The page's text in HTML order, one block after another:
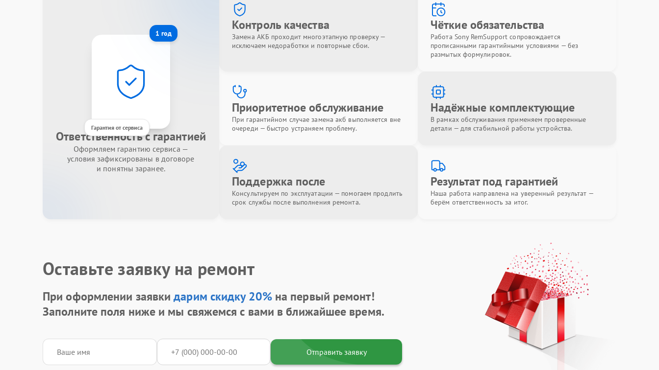
1 год
Гарантия от сервиса
Ответственность с гарантией
Оформляем гарантию сервиса —
условия зафиксированы в договоре
и понятны заранее.
Контроль качества
Замена АКБ проходит многоэтапную проверку —
исключаем недоработки и повторные сбои.
Чёткие обязательства
Работа Sony RemSupport сопровождается
прописанными гарантийными условиями — без
размытых формулировок.
Приоритетное обслуживание
При гарантийном случае замена акб выполняется вне
очереди — быстро устраняем проблему.
Надёжные комплектующие
В рамках обслуживания применяем проверенные
детали — для стабильной работы устройства.
Поддержка после
Консультируем по эксплуатации — помогаем продлить
срок службы после выполнения ремонта.
Результат под гарантией
Наша работа направлена на уверенный результат —
берём ответственность за итог.
Оставьте заявку на ремонт
При оформлении заявкидарим скидку 20%на первый ремонт!
Заполните поля ниже и мы свяжемся с вами в ближайшее время.
Отправить заявку